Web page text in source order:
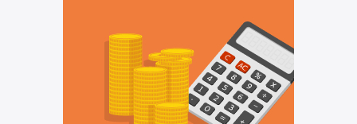
закрепляется
ответственность за
сохранность вашего
техники на время
ремонта
котором перечислены
устранённые
неисправности, на
которые будет
действовать гарантия